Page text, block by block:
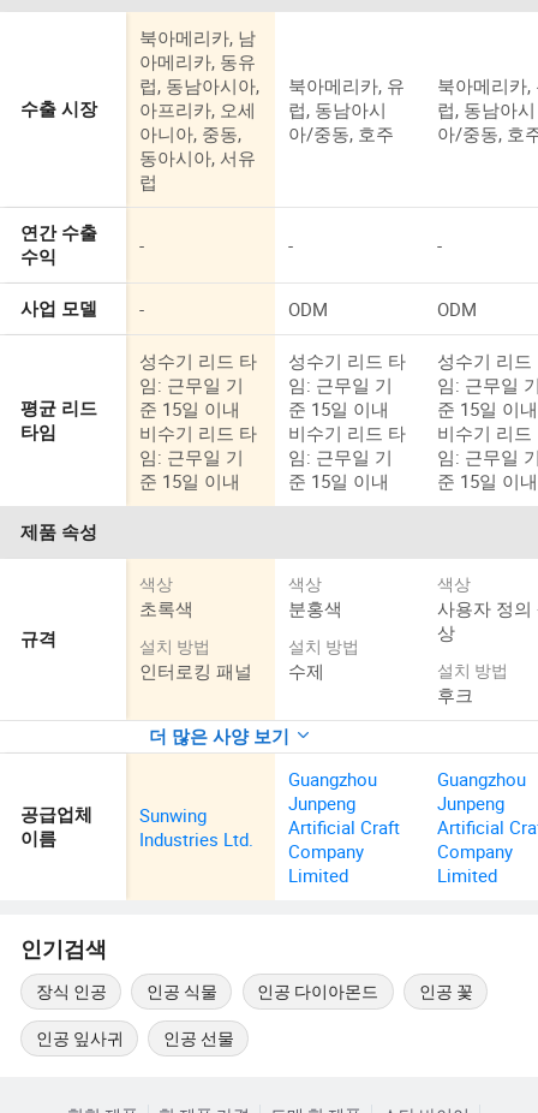
수출 시장
북아메리카, 남
아메리카, 동유
럽, 동남아시아,
아프리카, 오세
아니아, 중동,
동아시아, 서유
럽
북아메리카, 유
럽, 동남아시
아/중동, 호주
북아메리카,
럽, 동남아시
아/중동, 호
연간 수출
수익
- - -
사업 모델 - ODM ODM
평균 리드
타임
성수기 리드 타
임: 근무일 기
준 15일 이내
비수기 리드 타
임: 근무일 기
준 15일 이내
성수기 리드 타
임: 근무일 기
준 15일 이내
비수기 리드 타
임: 근무일 기
준 15일 이내
성수기 리드
임: 근무일
준 15일 이내
비수기 리드
임: 근무일
준 15일 이내
제품 속성
규격
색상
초록색
설치 방법
인터로킹 패널
색상
분홍색
설치 방법
수제
색상
사용자 정의
상
설치 방법
후크
더 많은 사양 보기
공급업체
이름
Sunwing
Industries Ltd.
Guangzhou
Junpeng
Artificial Craft
Company
Limited
Guangzhou
Junpeng
Artificial
Company
Limited
인기검색
장식 인공 인공 식물 인공 다이아몬드 인공 꽃
인공 잎사귀 인공 선물